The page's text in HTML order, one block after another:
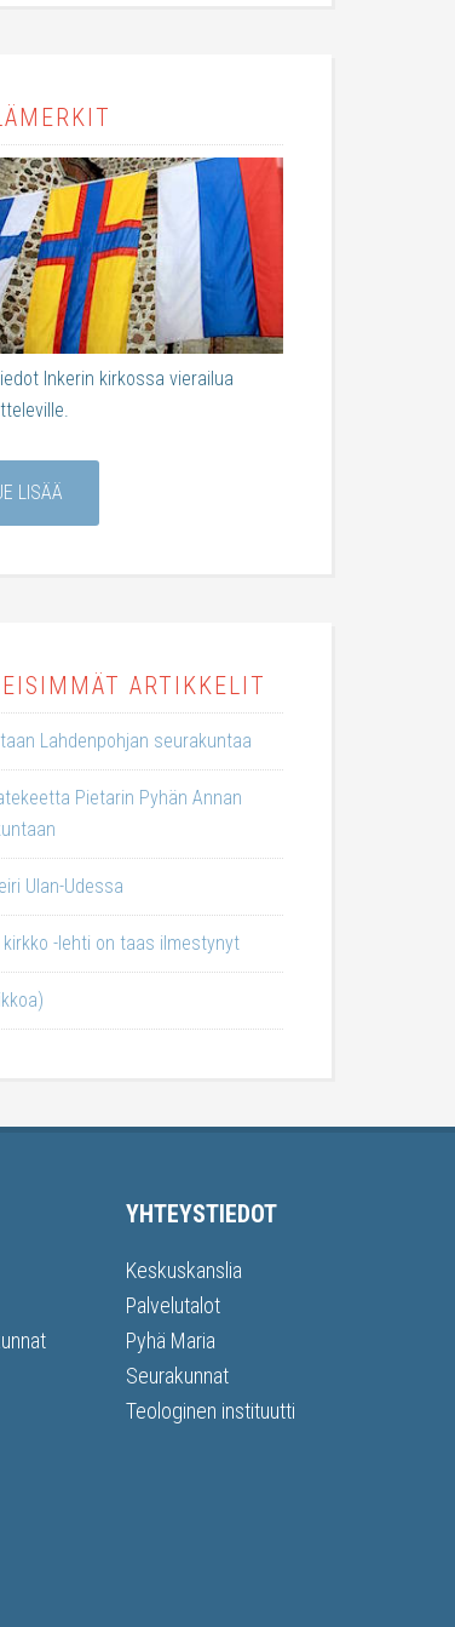
Inkerin kirkossa vierailua
LISÄÄ
ARTIKKELIT
Lahdenpohjan seurakuntaa
Pietarin Pyhän Annan
Ulan-Udessa
kirkko -lehti on taas ilmestynyt
YHTEYSTIEDOT
Keskuskanslia
Palvelutalot
Pyhä Maria
Seurakunnat
Teologinen instituutti